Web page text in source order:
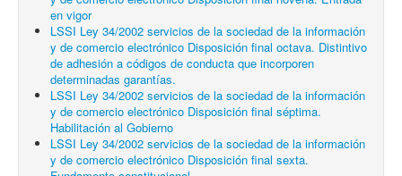
en vigor
LSSI Ley 34/2002 servicios de la sociedad de la información
y de comercio electrónico Disposición final octava. Distintivo
de adhesión a códigos de conducta que incorporen
determinadas garantías.
LSSI Ley 34/2002 servicios de la sociedad de la información
y de comercio electrónico Disposición final séptima.
Habilitación al Gobierno
LSSI Ley 34/2002 servicios de la sociedad de la información
y de comercio electrónico Disposición final sexta.